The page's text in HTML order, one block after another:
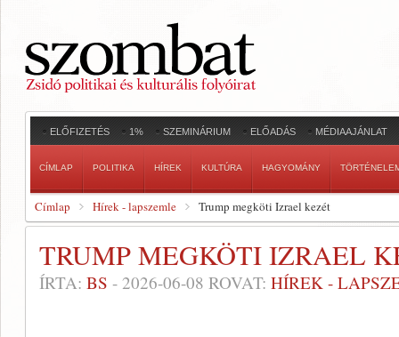
ELŐFIZETÉS 1% SZEMINÁRIUM ELŐADÁS MÉDIAAJÁNLAT
CÍMLAP POLITIKA HÍREK KULTÚRA HAGYOMÁNY
Címlap Hírek - lapszemle Trump megköti Izrael kezét
TRUMP MEGKÖTI IZRAEL
ÍRTA: BS - 2026-06-08 ROVAT: HÍREK -